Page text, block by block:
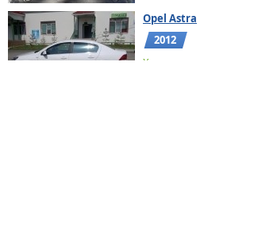
Opel Astra
2012
Хорошее состояние